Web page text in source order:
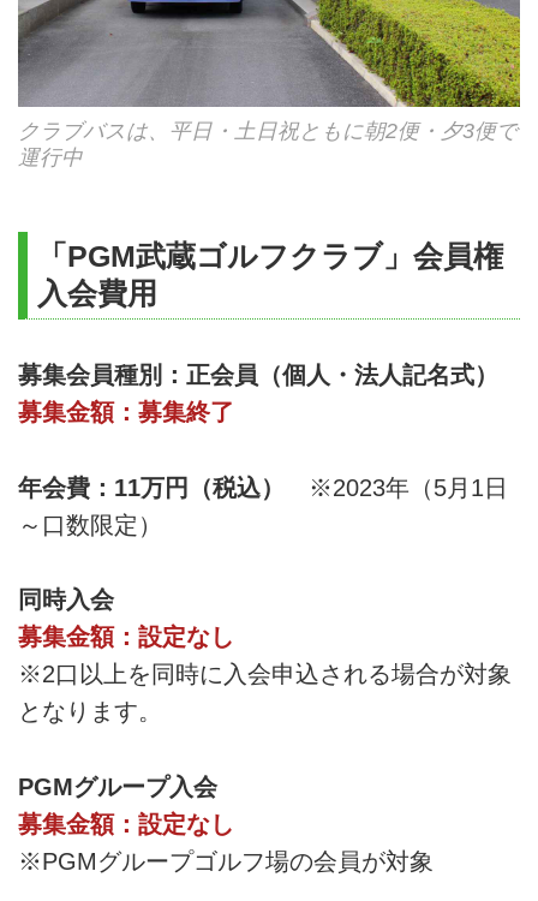
クラブバスは、平日・土日祝ともに朝2便・夕3便で
運行中
「PGM武蔵ゴルフクラブ」会員権
入会費用
募集会員種別：正会員（個人・法人記名式）
募集金額：募集終了
年会費：11万円（税込）
※2023年（5月1日
～口数限定）
同時入会
募集金額：設定なし
※2口以上を同時に入会申込される場合が対象
となります。
PGMグループ入会
募集金額：設定なし
※PGMグループゴルフ場の会員が対象